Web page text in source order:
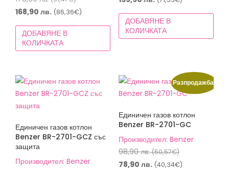
price
168,90 лв. (86,36€)
цена
168,90 лв.
ДОБАВЯНЕ В
КОЛИЧКАТА
(76,64€).
цена
139,90 лв.
ДОБАВЯНЕ В
КОЛИЧКАТА
Единичен газов котлон
Benzer BR-2701-GCZ със
защита
Производител: Benzer
Разпродажба!
Единичен газов котлон
Benzer BR-2701-GC
Производител: Benzer
98,90лв.(50,57€)Original
price
78,90 лв.(40,34€)Текущата